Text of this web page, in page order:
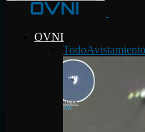
OVNI
Todo